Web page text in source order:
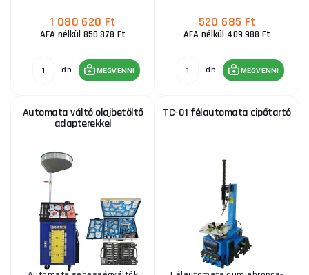
1 080 620 Ft
ÁFA nélkül 850 878 Ft
db MEGVENNI
520 685 Ft
ÁFA nélkül 409 988 Ft
db MEGVENNI
Automata váltó olajbetöltő
adapterekkel
TC-01 félautomata cipőtartó